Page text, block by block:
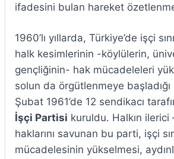
ifadesini bulan hareket
1960’lı yıllarda, Türkiye’de işçi
halk kesimlerinin -köylülerin,
gençliğinin- hak mücadeleleri
solun da örgütlenmeye
Şubat 1961’de 12 sendikacı
İşçi Partisi kuruldu. Halkın
haklarını savunan bu parti, işçi
mücadelesinin yükselmesi,